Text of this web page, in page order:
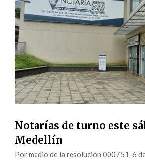
Notarías de turno este
Medellín
Por medio de la resolución 000751-6